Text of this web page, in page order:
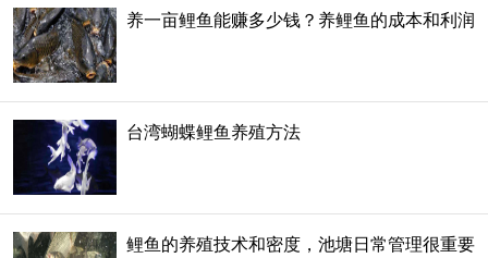
养一亩鲤鱼能赚多少钱？养鲤鱼的成本和利润
台湾蝴蝶鲤鱼养殖方法
鲤鱼的养殖技术和密度，池塘日常管理很重要